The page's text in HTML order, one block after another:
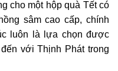
cho một hộp quà Tết có
sâm cao cấp, chính
luôn là lựa chọn được
với Thịnh Phát trong